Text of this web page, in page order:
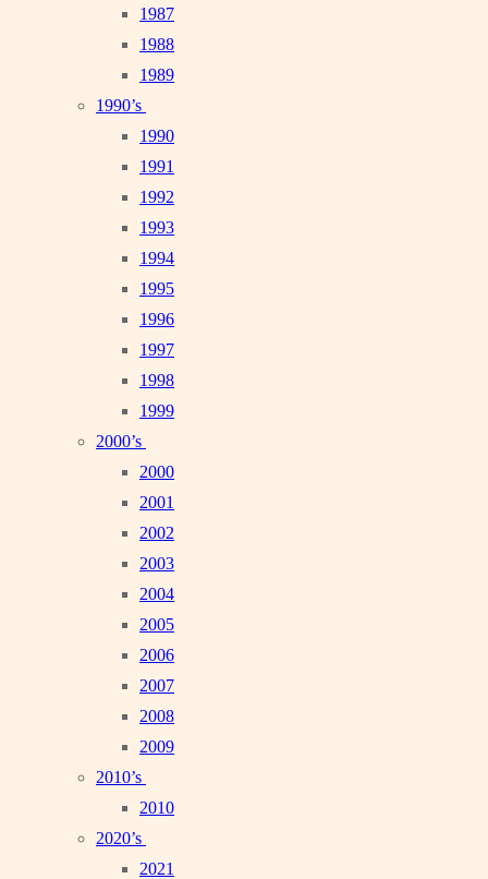
1987
1988
1989
1990’s
1990
1991
1992
1993
1994
1995
1996
1997
1998
1999
2000’s
2000
2001
2002
2003
2004
2005
2006
2007
2008
2009
2010’s
2010
2020’s
2021